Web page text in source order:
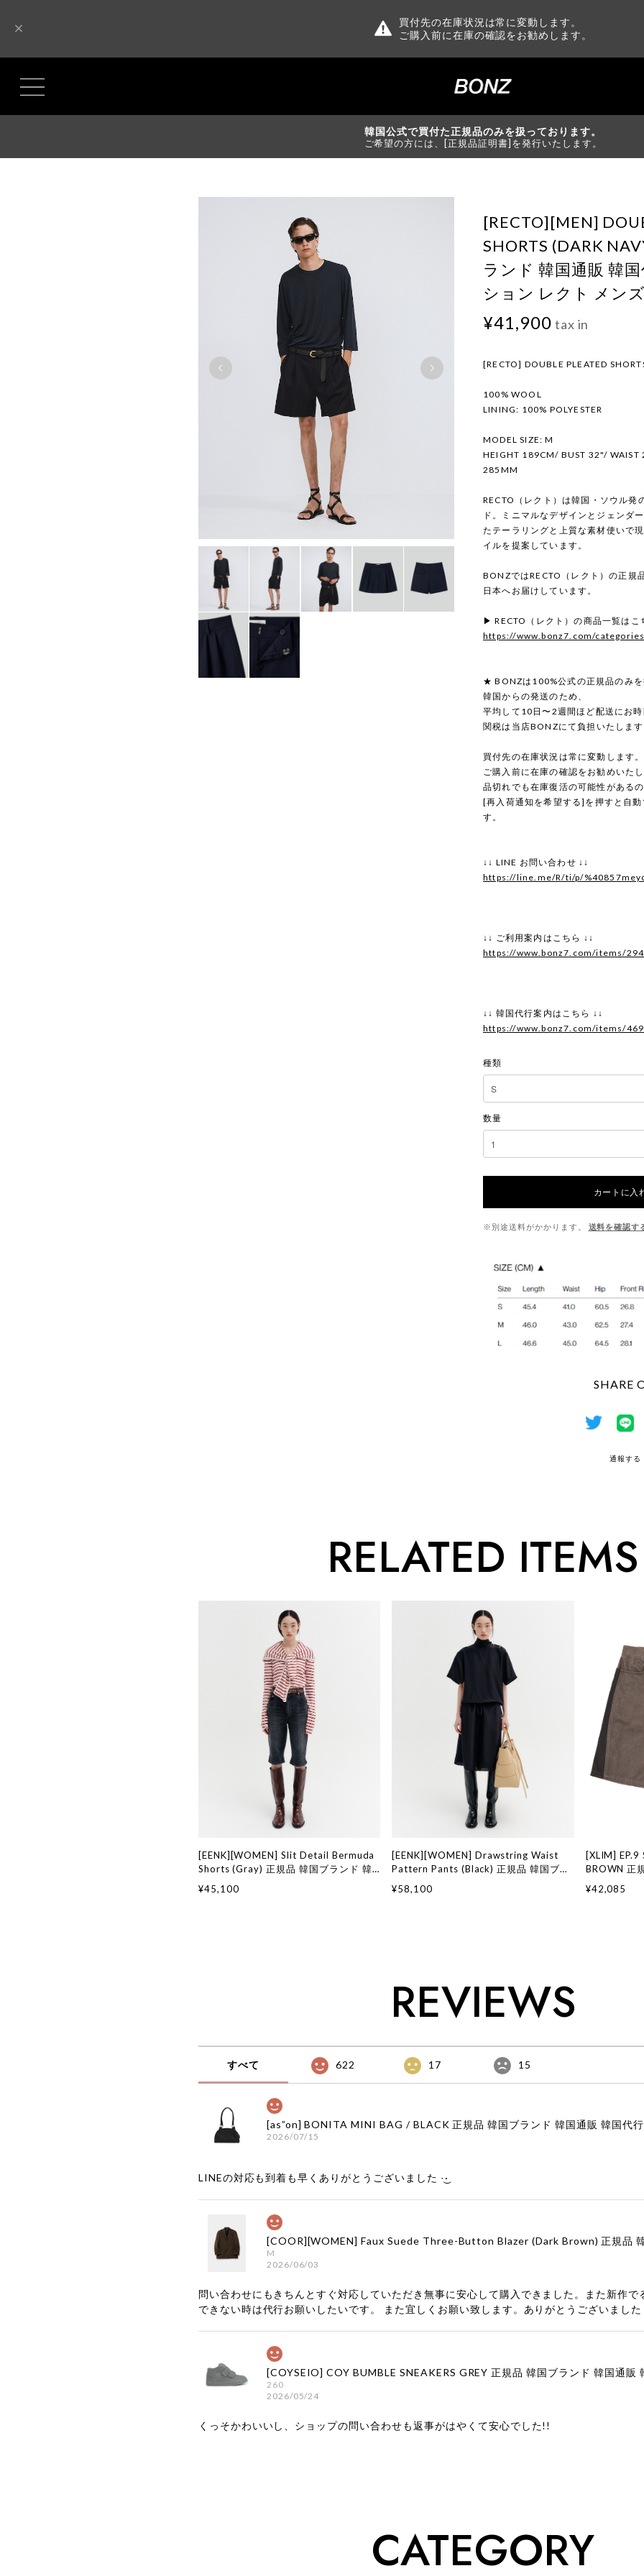
買付先の在庫状況は常に変動します。
ご購入前に在庫の確認をお勧めします。
韓国公式で買付た正規品のみを扱っております。
ご希望の方には、[正規品証明書]を発行いたします。
[RECTO][MEN]
SHORTS (DARK
ランド 韓国通販 韓
ション レクト メン
¥41,900 tax in
[RECTO] DOUBLE PLEATED
100% WOOL
LINING: 100% POLYESTER
MODEL SIZE: M
HEIGHT 189CM/ BUST 32"/ WAIST
285MM
RECTO（レクト）は韓国・ソウル発
ド。ミニマルなデザインとジェンダ
たテーラリングと上質な素材使いで
イルを提案しています。
BONZではRECTO（レクト）の正規
日本へお届けしています。
▶ RECTO（レクト）の商品一覧はこ
https://www.bonz7.com/
★ BONZは100%公式の正規品のみ
韓国からの発送のため、
平均して10日〜2週間ほど配送にお
関税は当店BONZにて負担いたしま
買付先の在庫状況は常に変動します。
ご購入前に在庫の確認をお勧めいた
品切れでも在庫復活の可能性がある
[再入荷通知を希望する]を押すと自
す。
↓↓ LINE お問い合わせ ↓↓
https://line.me/R/ti/p/
↓↓ ご利用案内はこちら ↓↓
https://www.bonz7.com/items/
↓↓ 韓国代行案内はこちら ↓↓
https://www.bonz7.com/items/
種類
数量
カートに入
※別途送料がかかります。 送料を確認す
SHARE
通報する
RELATED ITEMS
[EENK][WOMEN] Slit Detail Bermuda
Shorts (Gray) 正規品 韓国ブランド 韓
ク 日本 店舗
¥45,100
[EENK][WOMEN] Drawstring Waist
Pattern Pants (Black) 正規品 韓国ブラ
ン インク 日本 店舗
¥58,100
[XLIM] EP.9
BROWN 正
スリム 日本
¥42,085
REVIEWS
すべて 622 17 15
2026/07/15
LINEの対応も到着も早くありがとうございました‪ ·͜·
M
2026/06/03
問い合わせにもきちんとすぐ対応していただき無事に安心して購入できました。また新作で
できない時は代行お願いしたいです。 また宜しくお願い致します。ありがとうございました
260
2026/05/24
くっそかわいいし、ショップの問い合わせも返事がはやくて安心でした!!
CATEGORY